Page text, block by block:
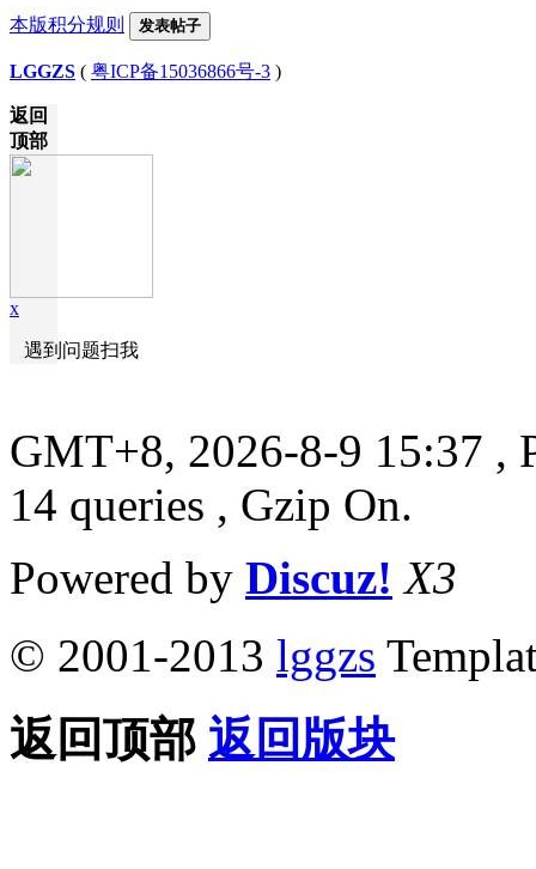
本版积分规则 发表帖子
LGGZS ( 粤ICP备15036866号-3 )
返回
顶部
x
遇到问题扫我
GMT+8, 2026-8-9 15:37 ,
14 queries , Gzip On.
Powered by Discuz! X3
© 2001-2013 lggzs
返回顶部 返回版块